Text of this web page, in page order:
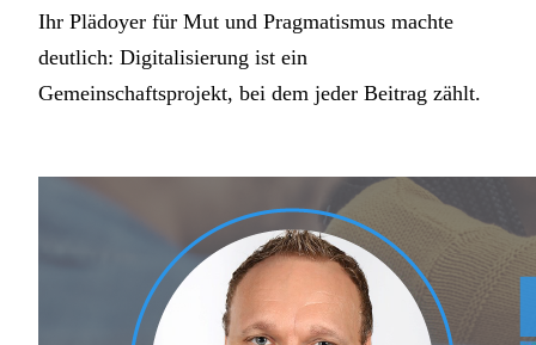
Ihr Plädoyer für Mut und Pragmatismus machte
deutlich: Digitalisierung ist ein
Gemeinschaftsprojekt, bei dem jeder Beitrag zählt.